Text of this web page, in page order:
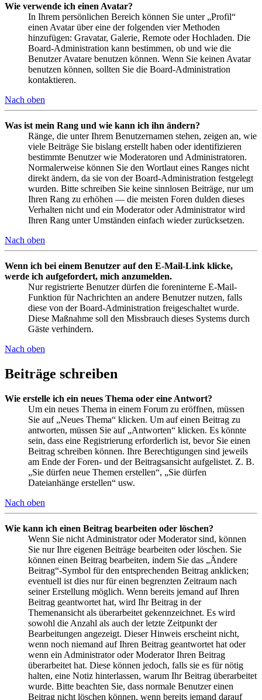
Wie verwende ich einen Avatar?
In Ihrem persönlichen Bereich können Sie unter „Profil“
einen Avatar über eine der folgenden vier Methoden
hinzufügen: Gravatar, Galerie, Remote oder Hochladen. Die
Board-Administration kann bestimmen, ob und wie die
Benutzer Avatare benutzen können. Wenn Sie keinen Avatar
benutzen können, sollten Sie die Board-Administration
kontaktieren.
Nach oben
Was ist mein Rang und wie kann ich ihn ändern?
Ränge, die unter Ihrem Benutzernamen stehen, zeigen an, wie
viele Beiträge Sie bislang erstellt haben oder identifizieren
bestimmte Benutzer wie Moderatoren und Administratoren.
Normalerweise können Sie den Wortlaut eines Ranges nicht
direkt ändern, da sie von der Board-Administration festgelegt
wurden. Bitte schreiben Sie keine sinnlosen Beiträge, nur um
Ihren Rang zu erhöhen — die meisten Foren dulden dieses
Verhalten nicht und ein Moderator oder Administrator wird
Ihren Rang unter Umständen einfach wieder zurücksetzen.
Nach oben
Wenn ich bei einem Benutzer auf den E-Mail-Link klicke,
werde ich aufgefordert, mich anzumelden.
Nur registrierte Benutzer dürfen die foreninterne E-Mail-
Funktion für Nachrichten an andere Benutzer nutzen, falls
diese von der Board-Administration freigeschaltet wurde.
Diese Maßnahme soll den Missbrauch dieses Systems durch
Gäste verhindern.
Nach oben
Beiträge schreiben
Wie erstelle ich ein neues Thema oder eine Antwort?
Um ein neues Thema in einem Forum zu eröffnen, müssen
Sie auf „Neues Thema“ klicken. Um auf einen Beitrag zu
antworten, müssen Sie auf „Antworten“ klicken. Es könnte
sein, dass eine Registrierung erforderlich ist, bevor Sie einen
Beitrag schreiben können. Ihre Berechtigungen sind jeweils
am Ende der Foren- und der Beitragsansicht aufgelistet. Z. B.
„Sie dürfen neue Themen erstellen“, „Sie dürfen
Dateianhänge erstellen“ usw.
Nach oben
Wie kann ich einen Beitrag bearbeiten oder löschen?
Wenn Sie nicht Administrator oder Moderator sind, können
Sie nur Ihre eigenen Beiträge bearbeiten oder löschen. Sie
können einen Beitrag bearbeiten, indem Sie das „Ändere
Beitrag“-Symbol für den entsprechenden Beitrag anklicken;
eventuell ist dies nur für einen begrenzten Zeitraum nach
seiner Erstellung möglich. Wenn bereits jemand auf Ihren
Beitrag geantwortet hat, wird Ihr Beitrag in der
Themenansicht als überarbeitet gekennzeichnet. Es wird
sowohl die Anzahl als auch der letzte Zeitpunkt der
Bearbeitungen angezeigt. Dieser Hinweis erscheint nicht,
wenn noch niemand auf Ihren Beitrag geantwortet hat oder
wenn ein Administrator oder Moderator Ihren Beitrag
überarbeitet hat. Diese können jedoch, falls sie es für nötig
halten, eine Notiz hinterlassen, warum Ihr Beitrag überarbeitet
wurde. Bitte beachten Sie, dass normale Benutzer einen
Beitrag nicht löschen können, wenn bereits jemand darauf